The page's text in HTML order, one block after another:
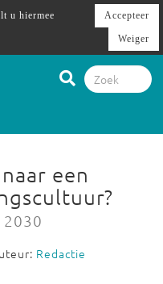
een
Redactie
u hiermee
Accepteer
Weiger